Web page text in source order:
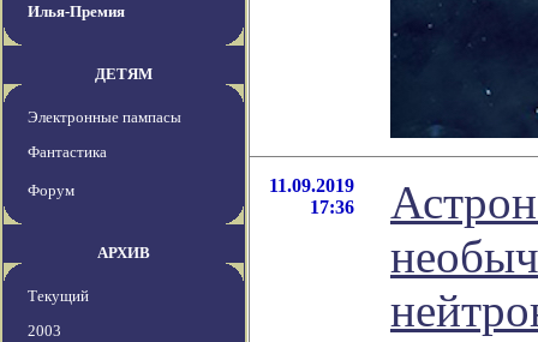
Илья-Премия
ДЕТЯМ
Электронные пампасы
Фантастика
Форум
АРХИВ
Текущий
2003
11.09.2019
17:36